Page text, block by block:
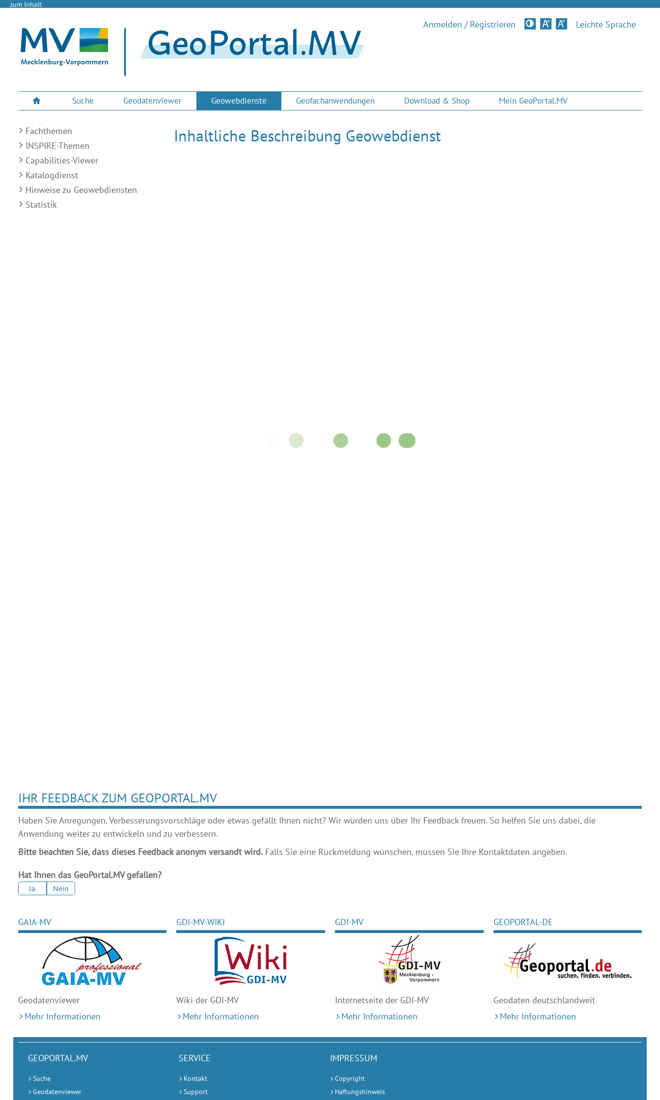
zum Inhalt
Anmelden / Registrieren KontrastversionLeichte Sprache
Suche Geodatenviewer Geowebdienste Geofachanwendungen Download & Shop Mein GeoPortal.MV
Fachthemen
INSPIRE-Themen
Capabilities-Viewer
Katalogdienst
Hinweise zu Geowebdiensten
Statistik
Inhaltliche Beschreibung Geowebdienst
IHR FEEDBACK ZUM GEOPORTAL.MV
Haben Sie Anregungen, Verbesserungsvorschläge oder etwas gefällt Ihnen nicht? Wir würden uns über Ihr Feedback freuen. So helfen Sie uns dabei, die
Anwendung weiter zu entwickeln und zu verbessern.
Bitte beachten Sie, dass dieses Feedback anonym versandt wird.Falls Sie eine Rückmeldung wünschen, müssen Sie Ihre Kontaktdaten angeben.
Hat Ihnen das GeoPortal.MV gefallen?
Ja Nein
GAIA-MV
Geodatenviewer
Mehr Informationen
GDI-MV-WIKI
Wiki der GDI-MV
Mehr Informationen
GDI-MV
Internetseite der GDI-MV
Mehr Informationen
GEOPORTAL-DE
Geodaten deutschlandweit
Mehr Informationen
GEOPORTAL.MV
Suche
Geodatenviewer
SERVICE
Kontakt
Support
IMPRESSUM
Copyright
Haftungshinweis